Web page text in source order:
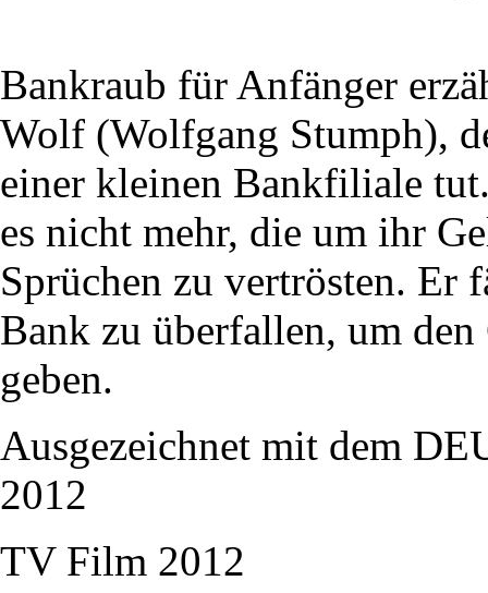
Bankraub für Anfänger
Wolf (Wolfgang Stumph),
einer kleinen Bankfiliale
es nicht mehr, die um ihr
Sprüchen zu vertrösten. Er
Bank zu überfallen, um
geben.
Ausgezeichnet mit dem
2012
TV Film 2012